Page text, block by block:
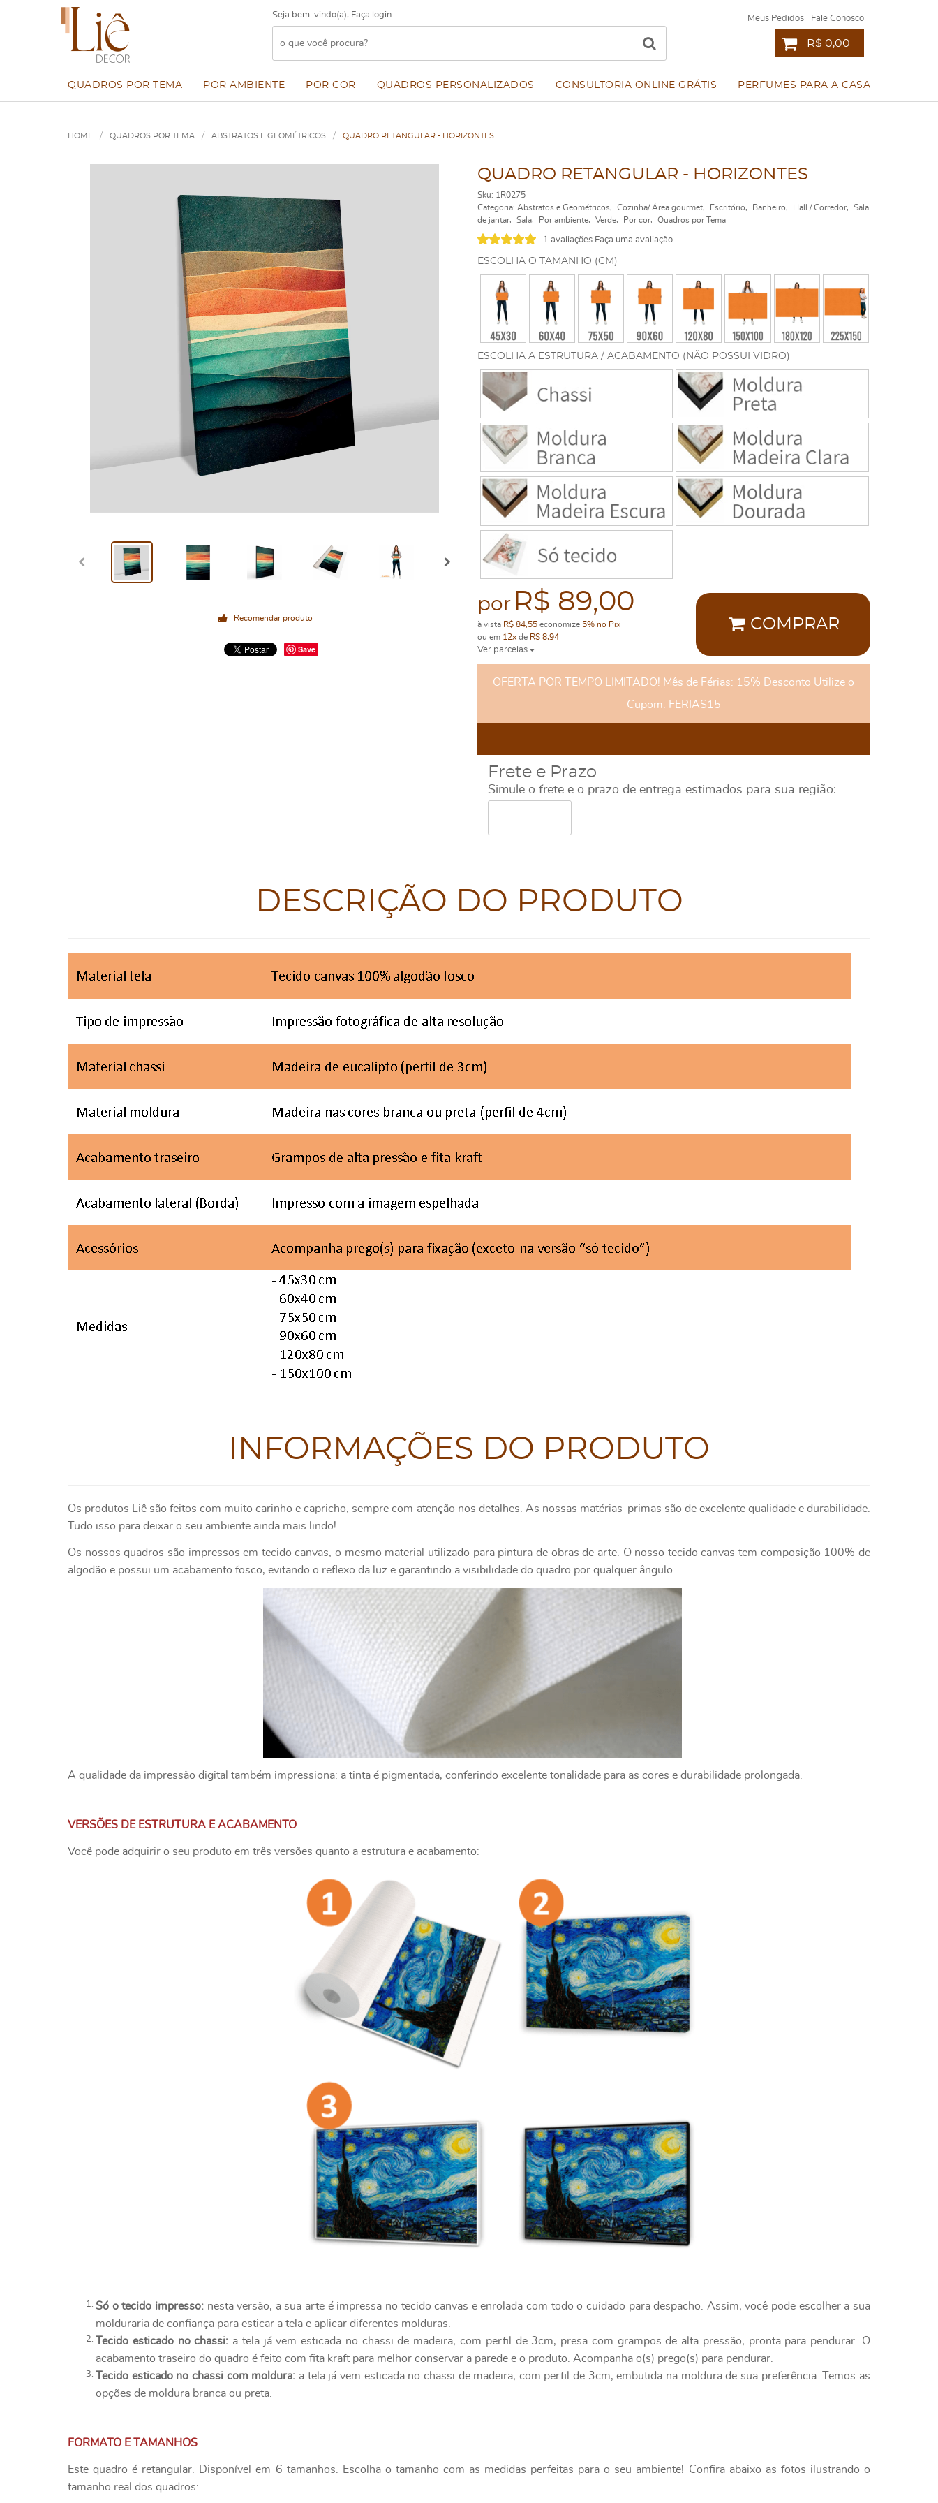
Seja bem-vindo(a), Faça login Meus Pedidos Fale Conosco
R$ 0,00
QUADROS POR TEMA POR AMBIENTE POR COR QUADROS PERSONALIZADOS CONSULTORIA ONLINE GRÁTIS PERFUMES PARA A CASA
HOME QUADROS POR TEMA ABSTRATOS E GEOMÉTRICOS QUADRO RETANGULAR - HORIZONTES
Recomendar produto
Save
QUADRO RETANGULAR - HORIZONTES
Sku: 1R0275
Categoria: Abstratos e Geométricos Cozinha/ Área gourmet Escritório Banheiro Hall / Corredor
Sala
de jantar
Sala Por ambiente Verde Por cor Quadros por Tema
1 avaliações Faça uma avaliação
ESCOLHA A ESTRUTURA / ACABAMENTO (NÃO POSSUI VIDRO)
ESCOLHA O TAMANHO (CM)
por R$ 89,00
à vista R$ 84,55economize 5% no Pix
ou em 12xde R$ 8,94
Ver parcelas
COMPRAR
OFERTA POR TEMPO LIMITADO! Mês de Férias: 15% Desconto Utilize o
Cupom: FERIAS15
Frete e Prazo
Simule o frete e o prazo de entrega estimados para sua região:
DESCRIÇÃO DO PRODUTO
INFORMAÇÕES DO PRODUTO
Os produtos Liê são feitos com muito carinho e capricho, sempre com atenção nos detalhes. As nossas matérias-primas são de excelente qualidade e durabilidade.
Tudo isso para deixar o seu ambiente ainda mais lindo!
Os nossos quadros são impressos em tecido canvas, o mesmo material utilizado para pintura de obras de arte. O nosso tecido canvas tem composição 100% de
algodão e possui um acabamento fosco, evitando o reflexo da luz e garantindo a visibilidade do quadro por qualquer ângulo.
A qualidade da impressão digital também impressiona: a tinta é pigmentada, conferindo excelente tonalidade para as cores e durabilidade prolongada.
VERSÕES DE ESTRUTURA E ACABAMENTO
Você pode adquirir o seu produto em três versões quanto a estrutura e acabamento:
Só o tecido impresso:nesta versão, a sua arte é impressa no tecido canvas e enrolada com todo o cuidado para despacho. Assim, você pode escolher a sua
molduraria de confiança para esticar a tela e aplicar diferentes molduras.
Tecido esticado no chassi: a tela já vem esticada no chassi de madeira, com perfil de 3cm, presa com grampos de alta pressão, pronta para pendurar. O
acabamento traseiro do quadro é feito com fita kraft para melhor conservar a parede e o produto. Acompanha o(s) prego(s) para pendurar.
Tecido esticado no chassi com moldura: a tela já vem esticada no chassi de madeira, com perfil de 3cm, embutida na moldura de sua preferência. Temos as
opções de moldura branca ou preta.
FORMATO E TAMANHOS
Este quadro é retangular. Disponível em 6 tamanhos. Escolha o tamanho com as medidas perfeitas para o seu ambiente! Confira abaixo as fotos ilustrando o
tamanho real dos quadros: